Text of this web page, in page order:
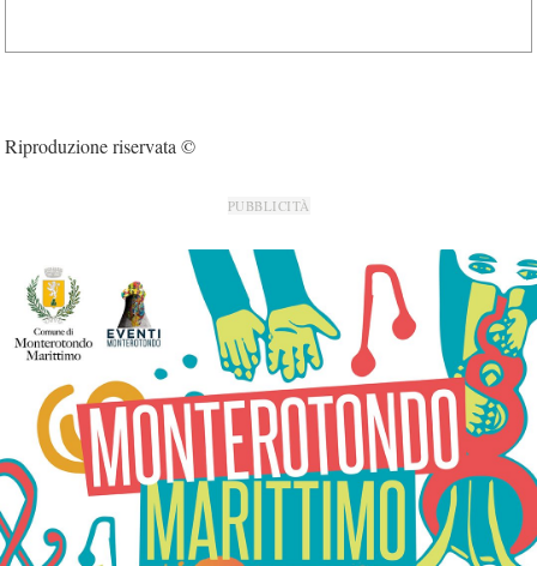
Riproduzione riservata ©
PUBBLICITÀ